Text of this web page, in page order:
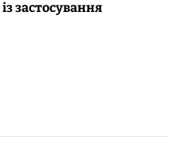
застосування